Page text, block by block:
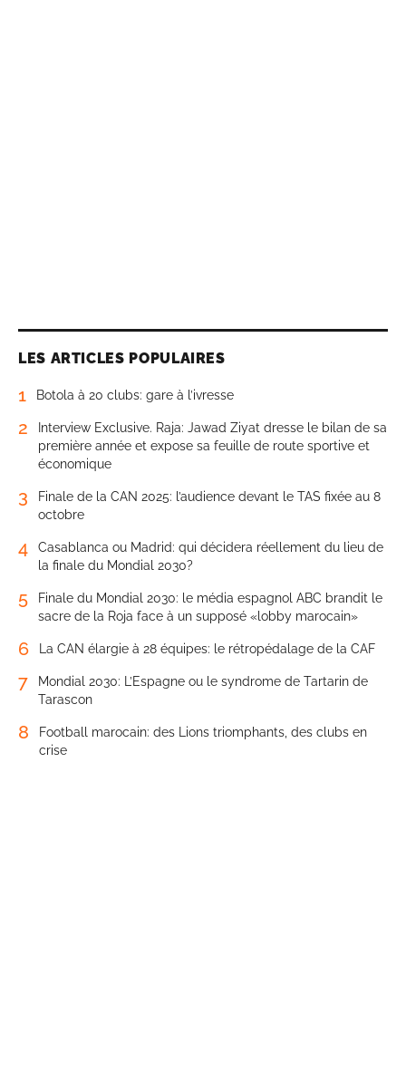
LES ARTICLES POPULAIRES
1 Botola à 20 clubs: gare à l’ivresse
2
Interview Exclusive. Raja: Jawad Ziyat dresse le bilan de sa
première année et expose sa feuille de route sportive et
économique
3
Finale de la CAN 2025: l’audience devant le TAS fixée au 8
octobre
4
Casablanca ou Madrid: qui décidera réellement du lieu de
la finale du Mondial 2030?
5
Finale du Mondial 2030: le média espagnol ABC brandit le
sacre de la Roja face à un supposé «lobby marocain»
6 La CAN élargie à 28 équipes: le rétropédalage de la CAF
7
Mondial 2030: L’Espagne ou le syndrome de Tartarin de
Tarascon
8
Football marocain: des Lions triomphants, des clubs en
crise